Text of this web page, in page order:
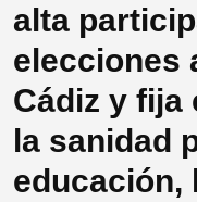
alta
elecciones
Cádiz y fija
la sanidad
educación,